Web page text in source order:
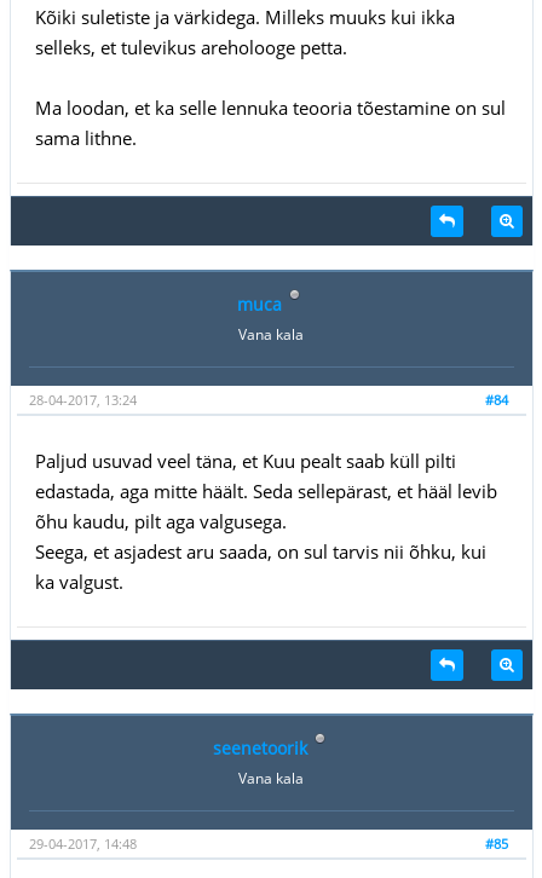
Kõiki suletiste ja värkidega. Milleks muuks kui ikka
selleks, et tulevikus areholooge petta.
Ma loodan, et ka selle lennuka teooria tõestamine on sul
sama lithne.
muca
Vana kala
#84
28-04-2017, 13:24
Paljud usuvad veel täna, et Kuu pealt saab küll pilti
edastada, aga mitte häält. Seda sellepärast, et hääl levib
õhu kaudu, pilt aga valgusega.
Seega, et asjadest aru saada, on sul tarvis nii õhku, kui
ka valgust.
seenetoorik
Vana kala
#85
29-04-2017, 14:48